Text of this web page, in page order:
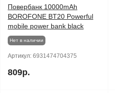
Повербанк 10000mAh
BOROFONE BT20 Powerful
mobile power bank black
Нет в наличии
Артикул: 6931474704375
809р.